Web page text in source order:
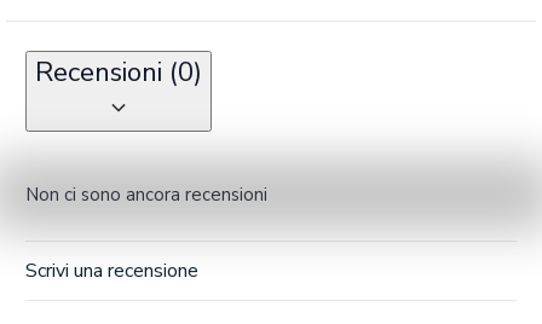
Recensioni (0)
Non ci sono ancora recensioni
Scrivi una recensione